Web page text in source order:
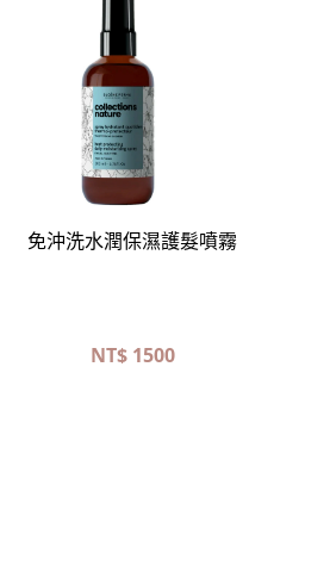
立即選購
免沖洗水潤保濕護髮噴霧
NT$1500